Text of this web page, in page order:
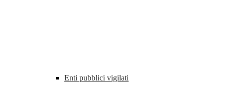
Enti pubblici vigilati